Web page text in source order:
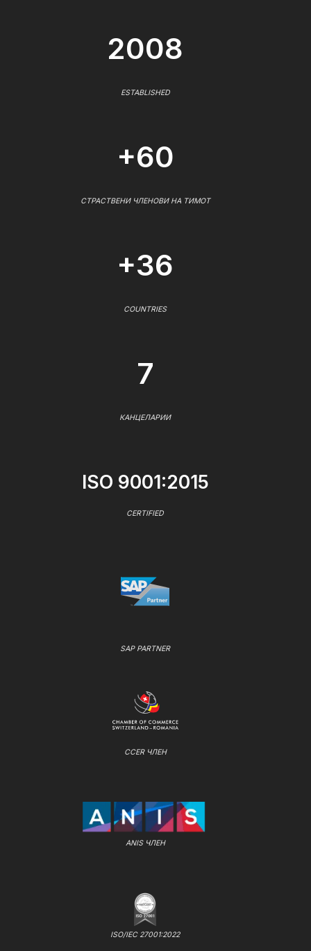
2008
ESTABLISHED
+60
СТРАСТВЕНИ ЧЛЕНОВИ НА ТИМОТ
+36
COUNTRIES
7
КАНЦЕЛАРИИ
ISO 9001:2015
CERTIFIED
SAP PARTNER
CCER ЧЛЕН
ANIS ЧЛЕН
ISO/IEC 27001:2022